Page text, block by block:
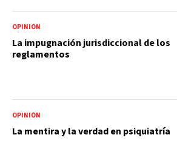
OPINIÓN
La impugnación jurisdiccional de los
reglamentos
OPINIÓN
La mentira y la verdad en psiquiatría